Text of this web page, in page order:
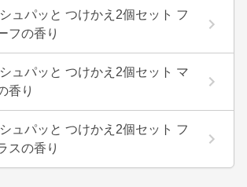
ュパッと つけかえ2個セット フ
フの香り
ュパッと つけかえ2個セット マ
香り
ュパッと つけかえ2個セット フ
スの香り